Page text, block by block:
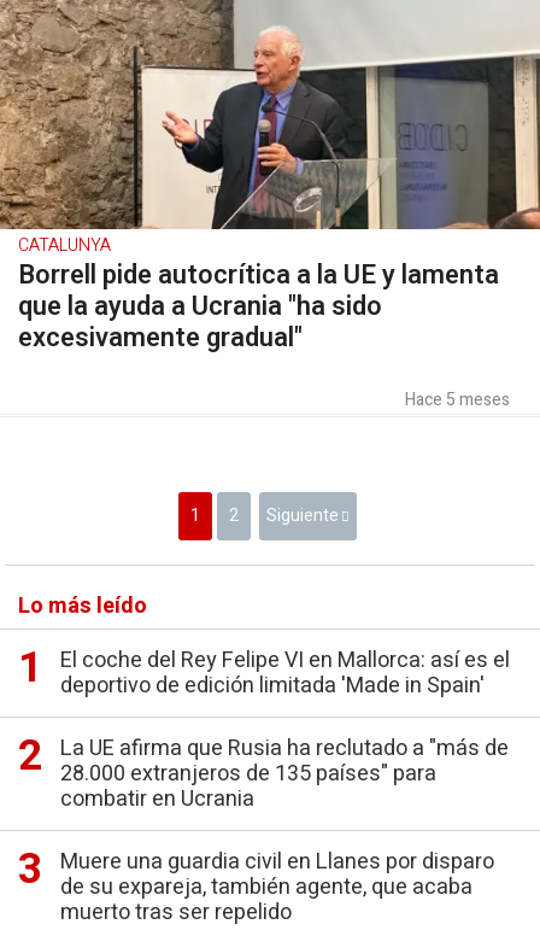
CATALUNYA
Borrell pide autocrítica a la UE y lamenta
que la ayuda a Ucrania "ha sido
excesivamente gradual"
Hace 5 meses
1 2 Siguiente
Lo más leído
El coche del Rey Felipe VI en Mallorca: así es el
deportivo de edición limitada 'Made in Spain'
La UE afirma que Rusia ha reclutado a "más de
28.000 extranjeros de 135 países" para
combatir en Ucrania
Muere una guardia civil en Llanes por disparo
de su expareja, también agente, que acaba
muerto tras ser repelido